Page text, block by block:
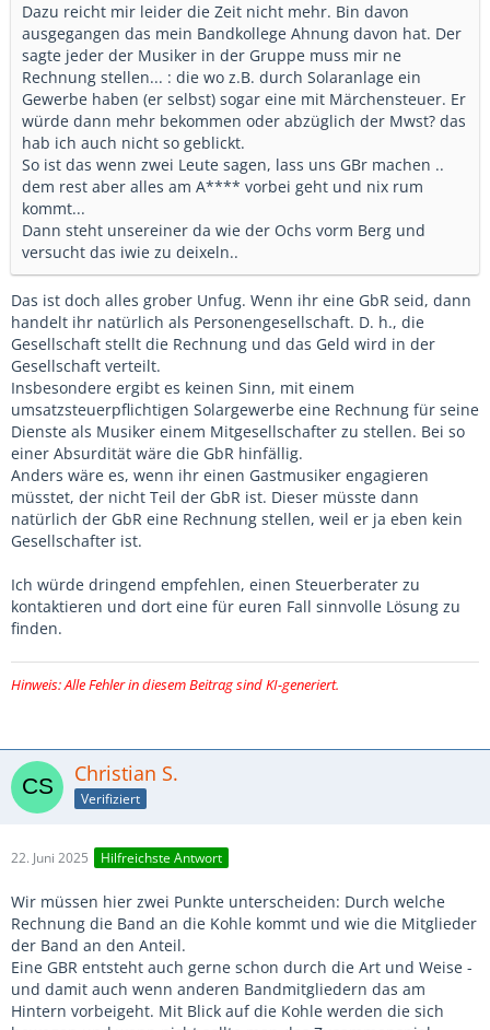
Dazu reicht mir leider die Zeit nicht mehr. Bin davon
ausgegangen das mein Bandkollege Ahnung davon hat. Der
sagte jeder der Musiker in der Gruppe muss mir ne
Rechnung stellen... : die wo z.B. durch Solaranlage ein
Gewerbe haben (er selbst) sogar eine mit Märchensteuer. Er
würde dann mehr bekommen oder abzüglich der Mwst? das
hab ich auch nicht so geblickt.
So ist das wenn zwei Leute sagen, lass uns GBr machen ..
dem rest aber alles am A**** vorbei geht und nix rum
kommt...
Dann steht unsereiner da wie der Ochs vorm Berg und
versucht das iwie zu deixeln..
Das ist doch alles grober Unfug. Wenn ihr eine GbR seid, dann
handelt ihr natürlich als Personengesellschaft. D. h., die
Gesellschaft stellt die Rechnung und das Geld wird in der
Gesellschaft verteilt.
Insbesondere ergibt es keinen Sinn, mit einem
umsatzsteuerpflichtigen Solargewerbe eine Rechnung für seine
Dienste als Musiker einem Mitgesellschafter zu stellen. Bei so
einer Absurdität wäre die GbR hinfällig.
Anders wäre es, wenn ihr einen Gastmusiker engagieren
müsstet, der nicht Teil der GbR ist. Dieser müsste dann
natürlich der GbR eine Rechnung stellen, weil er ja eben kein
Gesellschafter ist.
Ich würde dringend empfehlen, einen Steuerberater zu
kontaktieren und dort eine für euren Fall sinnvolle Lösung zu
finden.
Hinweis: Alle Fehler in diesem Beitrag sind KI-generiert.
Christian S.
Verifiziert
22. Juni 2025 Hilfreichste Antwort
Wir müssen hier zwei Punkte unterscheiden: Durch welche
Rechnung die Band an die Kohle kommt und wie die Mitglieder
der Band an den Anteil.
Eine GBR entsteht auch gerne schon durch die Art und Weise -
und damit auch wenn anderen Bandmitgliedern das am
Hintern vorbeigeht. Mit Blick auf die Kohle werden die sich